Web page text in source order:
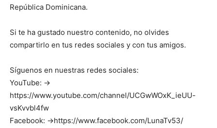
República Dominicana.
Si te ha gustado nuestro contenido, no olvides
compartirlo en tus redes sociales y con tus amigos.
Síguenos en nuestras redes sociales:
YouTube: →
https://www.youtube.com/channel/UCGwWOxK_ieUU-
vsKvvbl4fw
Facebook: →https://www.facebook.com/LunaTv53/